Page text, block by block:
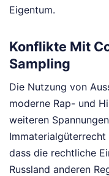
Eigentum.
Konflikte Mit
Sampling
Die Nutzung von
moderne Rap- und
weiteren
dass die rechtliche
Russland anderen